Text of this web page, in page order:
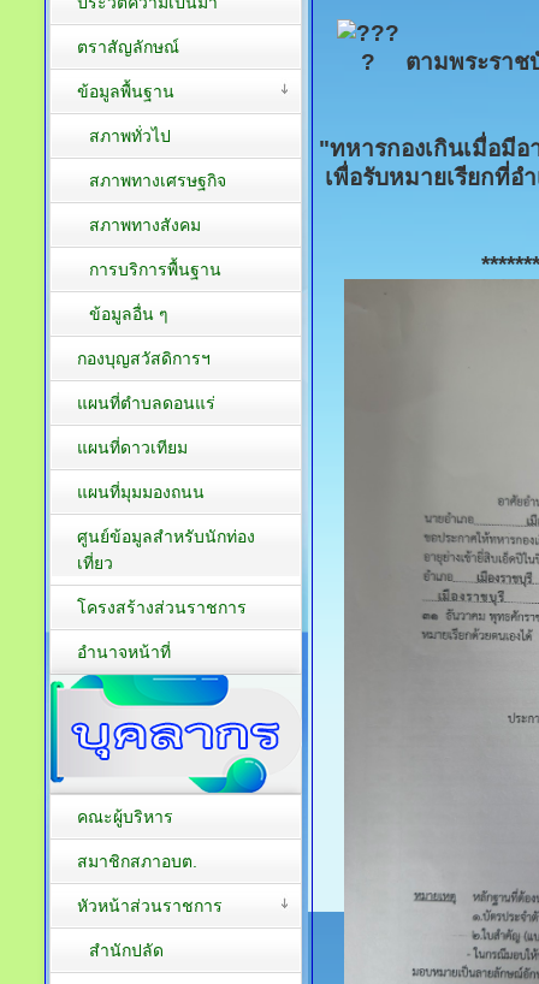
ตามพระรา
"ทหารกองเกินเมื่อมี
เพื่อรับหมายเรียกที่อ
ตราสัญลักษณ์
ข้อมูลพื้นฐาน
สภาพทั่วไป
สภาพทางเศรษฐกิจ
สภาพทางสังคม
การบริการพื้นฐาน
ข้อมูลอื่น ๆ
กองบุญสวัสดิการฯ
แผนที่ตำบลดอนแร่
แผนที่ดาวเทียม
แผนที่มุมมองถนน
ศูนย์ข้อมูลสำหรับนักท่อง
เที่ยว
โครงสร้างส่วนราชการ
อำนาจหน้าที่
คณะผู้บริหาร
สมาชิกสภาอบต.
หัวหน้าส่วนราชการ
สำนักปลัด